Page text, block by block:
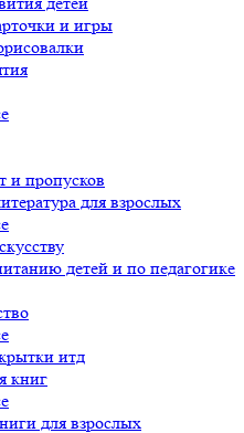
и игры
и пропусков
для взрослых
детей и по педагогике
итд
книг
для взрослых